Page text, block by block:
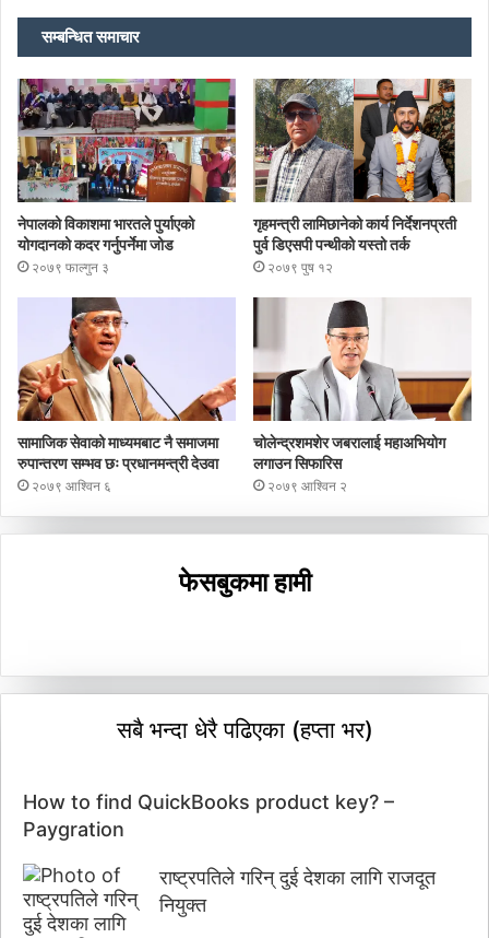
सम्बन्धित समाचार
नेपालको विकाशमा भारतले पुर्याएको
योगदानको कदर गर्नुपर्नेमा जोड
२०७९ फाल्गुन ३
गृहमन्त्री लामिछानेको कार्य निर्देशनप्रती
पुर्व डिएसपी पन्थीको यस्तो तर्क
२०७९ पुष १२
सामाजिक सेवाको माध्यमबाट नै समाजमा
रुपान्तरण सम्भव छः प्रधानमन्त्री देउवा
२०७९ आश्विन ६
चोलेन्द्रशमशेर जबरालाई महाअभियोग
लगाउन सिफारिस
२०७९ आश्विन २
फेसबुकमा हामी
सबै भन्दा धेरै पढिएका (हप्ता भर)
How to find QuickBooks product key? –
Paygration
राष्ट्रपतिले गरिन् दुई देशका लागि राजदूत
नियुक्त